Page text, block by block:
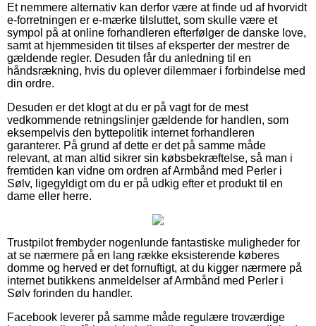
Et nemmere alternativ kan derfor være at finde ud af hvorvidt
e-forretningen er e-mærke tilsluttet, som skulle være et
sympol på at online forhandleren efterfølger de danske love,
samt at hjemmesiden tit tilses af eksperter der mestrer de
gældende regler. Desuden får du anledning til en
håndsrækning, hvis du oplever dilemmaer i forbindelse med
din ordre.
Desuden er det klogt at du er på vagt for de mest
vedkommende retningslinjer gældende for handlen, som
eksempelvis den byttepolitik internet forhandleren
garanterer. På grund af dette er det på samme måde
relevant, at man altid sikrer sin købsbekræftelse, så man i
fremtiden kan vidne om ordren af Armbånd med Perler i
Sølv, ligegyldigt om du er på udkig efter et produkt til en
dame eller herre.
Trustpilot frembyder nogenlunde fantastiske muligheder for
at se nærmere på en lang række eksisterende køberes
domme og herved er det fornuftigt, at du kigger nærmere på
internet butikkens anmeldelser af Armbånd med Perler i
Sølv forinden du handler.
Facebook leverer på samme måde regulære troværdige